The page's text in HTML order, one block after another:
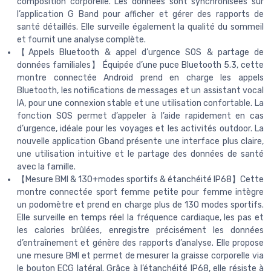
l’application G Band pour afficher et gérer des rapports de
santé détaillés. Elle surveille également la qualité du sommeil
et fournit une analyse complète.
【Appels Bluetooth & appel d’urgence SOS & partage de
données familiales】 Équipée d’une puce Bluetooth 5.3, cette
montre connectée Android prend en charge les appels
Bluetooth, les notifications de messages et un assistant vocal
IA, pour une connexion stable et une utilisation confortable. La
fonction SOS permet d’appeler à l’aide rapidement en cas
d’urgence, idéale pour les voyages et les activités outdoor. La
nouvelle application Gband présente une interface plus claire,
une utilisation intuitive et le partage des données de santé
avec la famille.
【Mesure BMI & 130+modes sportifs & étanchéité IP68】Cette
montre connectée sport femme petite pour femme intègre
un podomètre et prend en charge plus de 130 modes sportifs.
Elle surveille en temps réel la fréquence cardiaque, les pas et
les calories brûlées, enregistre précisément les données
d’entraînement et génère des rapports d’analyse. Elle propose
une mesure BMI et permet de mesurer la graisse corporelle via
le bouton ECG latéral. Grâce à l’étanchéité IP68, elle résiste à